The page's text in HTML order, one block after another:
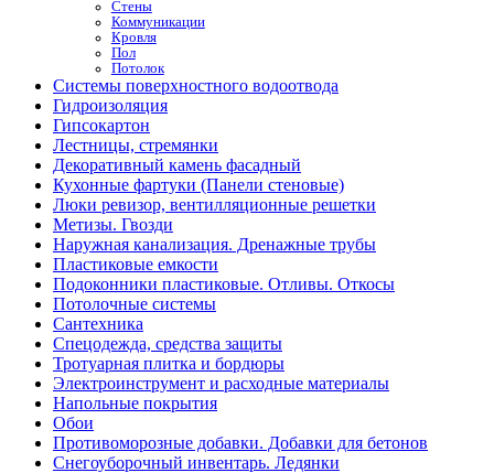
Стены
Коммуникации
Кровля
Пол
Потолок
Системы поверхностного водоотвода
Гидроизоляция
Гипсокартон
Лестницы, стремянки
Декоративный камень фасадный
Кухонные фартуки (Панели стеновые)
Люки ревизор, вентилляционные решетки
Метизы. Гвозди
Наружная канализация. Дренажные трубы
Пластиковые емкости
Подоконники пластиковые. Отливы. Откосы
Потолочные системы
Сантехника
Спецодежда, средства защиты
Тротуарная плитка и бордюры
Электроинструмент и расходные материалы
Напольные покрытия
Обои
Противоморозные добавки. Добавки для бетонов
Снегоуборочный инвентарь. Ледянки